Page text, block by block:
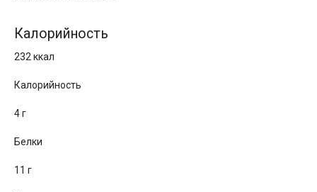
Калорийность
232 ккал
Калорийность
4 г
Белки
11 г